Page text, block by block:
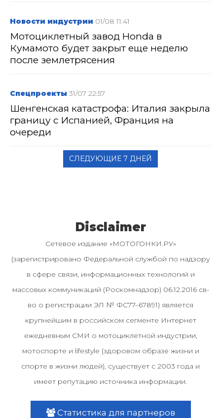
Новости индустрии 01/08 11:41
Мотоциклетный завод Honda в
Кумамото будет закрыт еще неделю
после землетрясения
Спецпроекты 31/07 22:57
Шенгенская катастрофа: Италия закрыла
границу с Испанией, Франция на
очереди
СЛЕДУЮЩИЕ 7 ДНЕЙ
Disclaimer
Сетевое издание «МОТОГОНКИ.РУ»
(зарегистрировано Федеральной службой по надзору
в сфере связи, информационных технологий и
массовых коммуникаций (Роскомнадзор) 06.12.2016 св-
во о регистрации ЭЛ № ФС77–67891) является
крупнейшим в российском сегменте Интернет
ежедневным СМИ о мотоциклетной индустрии,
мотоспорте и lifestyle (здоровом образе жизни и
спорте в жизни людей), существует с 2003 года и
имеет репутацию источника информации.
Статистика для партнеров